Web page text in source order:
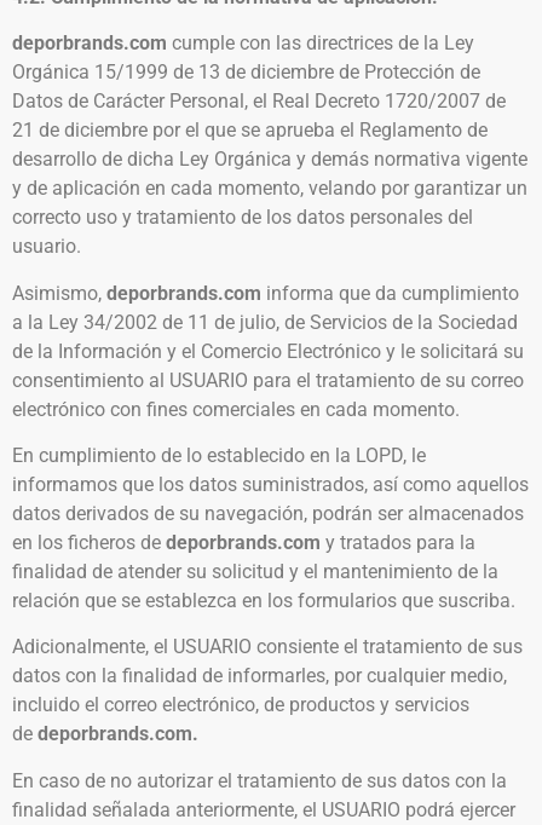
deporbrands.com cumple con las directrices de la Ley
Orgánica 15/1999 de 13 de diciembre de Protección de
Datos de Carácter Personal, el Real Decreto 1720/2007 de
21 de diciembre por el que se aprueba el Reglamento de
desarrollo de dicha Ley Orgánica y demás normativa vigente
y de aplicación en cada momento, velando por garantizar un
correcto uso y tratamiento de los datos personales del
usuario.
Asimismo, deporbrands.com informa que da cumplimiento
a la Ley 34/2002 de 11 de julio, de Servicios de la Sociedad
de la Información y el Comercio Electrónico y le solicitará su
consentimiento al USUARIO para el tratamiento de su correo
electrónico con fines comerciales en cada momento.
En cumplimiento de lo establecido en la LOPD, le
informamos que los datos suministrados, así como aquellos
datos derivados de su navegación, podrán ser almacenados
en los ficheros de deporbrands.com y tratados para la
finalidad de atender su solicitud y el mantenimiento de la
relación que se establezca en los formularios que suscriba.
Adicionalmente, el USUARIO consiente el tratamiento de sus
datos con la finalidad de informarles, por cualquier medio,
incluido el correo electrónico, de productos y servicios
de deporbrands.com.
En caso de no autorizar el tratamiento de sus datos con la
finalidad señalada anteriormente, el USUARIO podrá ejercer